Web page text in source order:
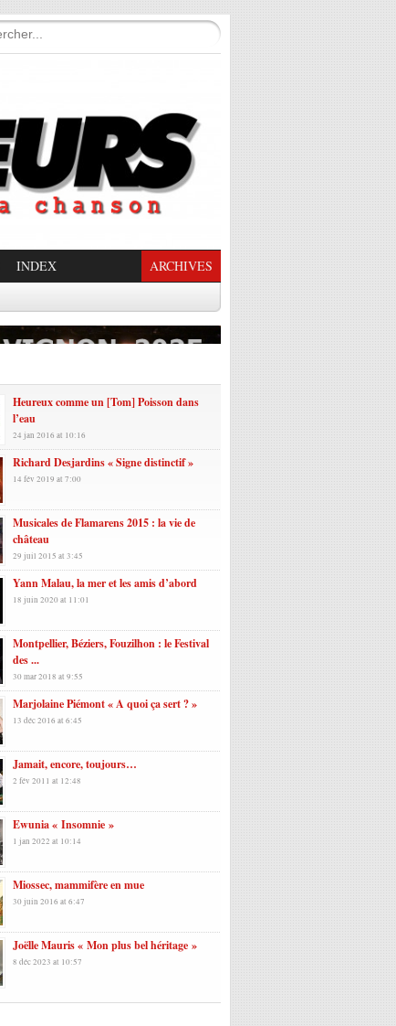
INDEX ARCHIVES
Heureux comme un [Tom] Poisson dans
l’eau
24 jan 2016 at 10:16
Richard Desjardins « Signe distinctif »
14 fév 2019 at 7:00
Musicales de Flamarens 2015 : la vie de
château
29 juil 2015 at 3:45
Yann Malau, la mer et les amis d’abord
18 juin 2020 at 11:01
Montpellier, Béziers, Fouzilhon : le Festival
des ...
30 mar 2018 at 9:55
Marjolaine Piémont « A quoi ça sert ? »
13 déc 2016 at 6:45
Jamait, encore, toujours…
2 fév 2011 at 12:48
Ewunia « Insomnie »
1 jan 2022 at 10:14
Miossec, mammifère en mue
30 juin 2016 at 6:47
Joëlle Mauris « Mon plus bel héritage »
8 déc 2023 at 10:57